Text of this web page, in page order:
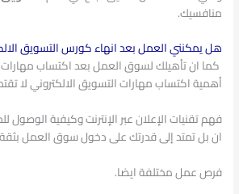
منافسيك.
هل يمكنني العمل بعد انهاء كورس التسويق
كما ان تأهيلك لسوق العمل بعد اكتساب مهارات
أهمية اكتساب مهارات التسويق الالكتروني لا
فهم تقنيات الإعلان عبر الإنترنت وكيفية
ان بل تمتد إلى قدرتك على دخول سوق العمل
فرص عمل مختلفة ايضا.